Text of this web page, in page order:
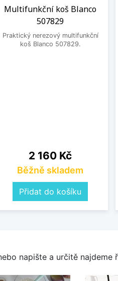
Multifunkční koš Blanco
507829
Praktický nerezový multifunkční
koš Blanco 507829.
Cena
2 160 Kč
Běžně skladem
Přidat do košíku
napište a určitě najdeme